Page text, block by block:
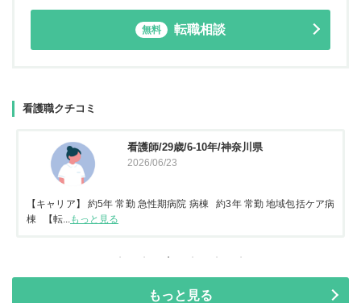
無料 転職相談
看護職クチコミ
看護師/29歳/6-10年/神奈川県
2026/06/23
【キャリア】 約5年 常勤 急性期病院 病棟 約3年 常勤 地域包括ケア病
棟 【転...
もっと見る
もっと見る